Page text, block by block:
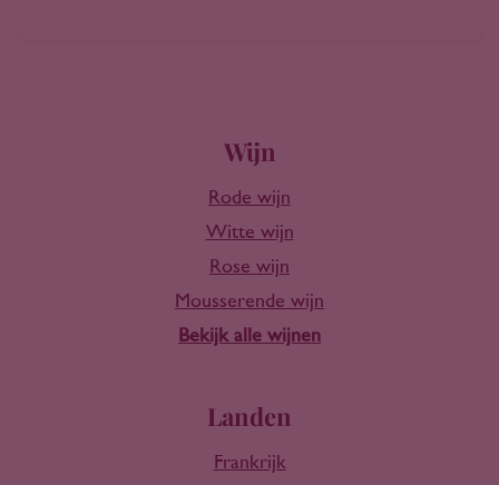
Wijn
Rode wijn
Witte wijn
Rose wijn
Mousserende wijn
Bekijk alle wijnen
Landen
Frankrijk